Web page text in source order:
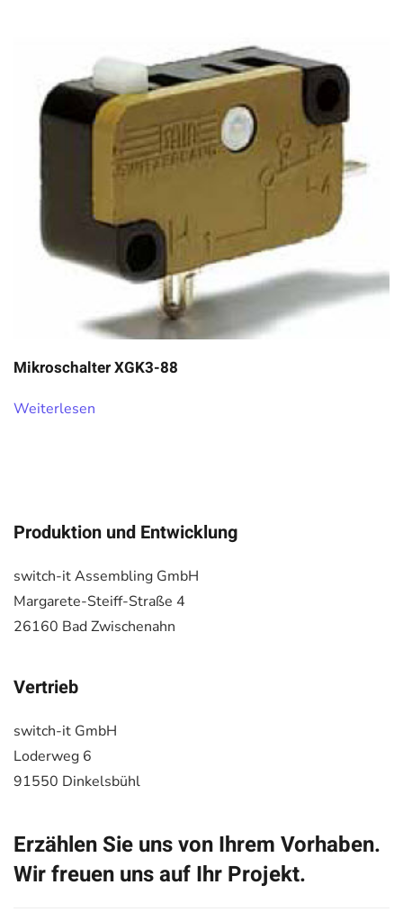
Mikroschalter XGK3-88
Weiterlesen
Produktion und Entwicklung
switch-it Assembling GmbH
Margarete-Steiff-Straße 4
26160 Bad Zwischenahn
Vertrieb
switch-it GmbH
Loderweg 6
91550 Dinkelsbühl
Erzählen Sie uns von Ihrem Vorhaben.
Wir freuen uns auf Ihr Projekt.